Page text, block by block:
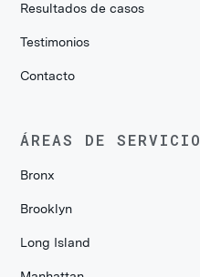
Resultados de casos
Testimonios
Contacto
ÁREAS DE SERVICIO
Bronx
Brooklyn
Long Island